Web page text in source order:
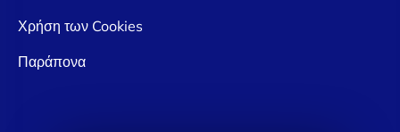
Χρήση των Cookies
Παράπονα